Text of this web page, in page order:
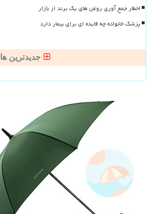
اخطار جمع آوری روغن های یک برند از بازار
پزشک خانواده چه فایده ای برای بیمار دارد
جدیدترین ها